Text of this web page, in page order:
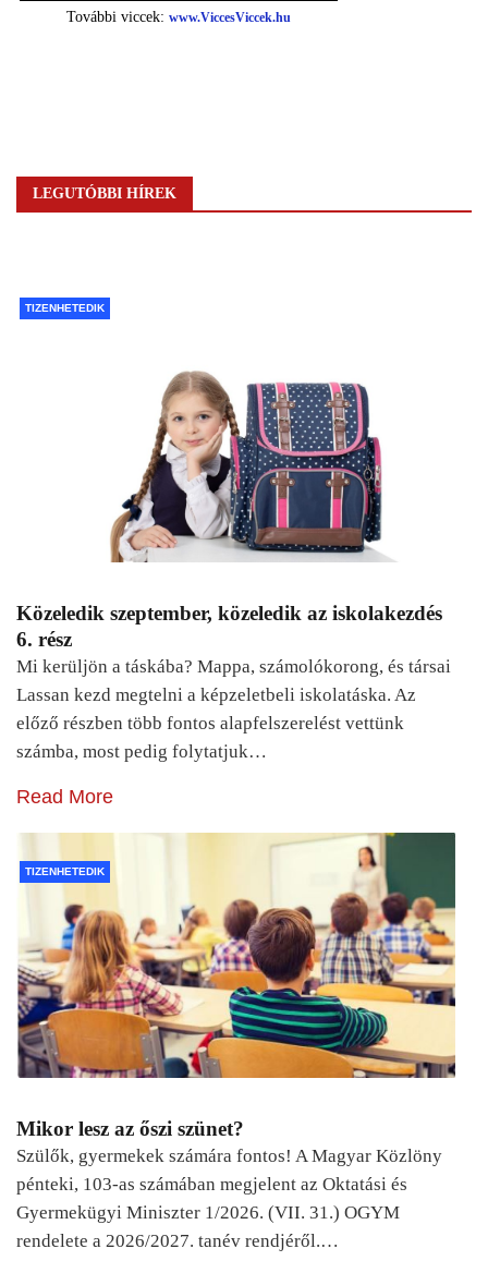
LEGUTÓBBI HÍREK
TIZENHETEDIK
Közeledik szeptember, közeledik az iskolakezdés
6. rész
Mi kerüljön a táskába? Mappa, számolókorong, és társai
Lassan kezd megtelni a képzeletbeli iskolatáska. Az
előző részben több fontos alapfelszerelést vettünk
számba, most pedig folytatjuk…
Read More
TIZENHETEDIK
Mikor lesz az őszi szünet?
Szülők, gyermekek számára fontos! A Magyar Közlöny
pénteki, 103-as számában megjelent az Oktatási és
Gyermekügyi Miniszter 1/2026. (VII. 31.) OGYM
rendelete a 2026/2027. tanév rendjéről.…